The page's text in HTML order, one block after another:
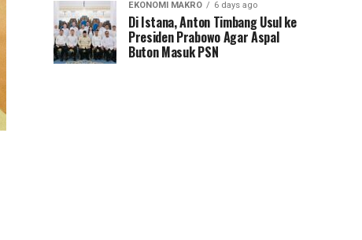
EKONOMI MAKRO 6 days ago
Di Istana, Anton Timbang Usul ke
Presiden Prabowo Agar Aspal
Buton Masuk PSN